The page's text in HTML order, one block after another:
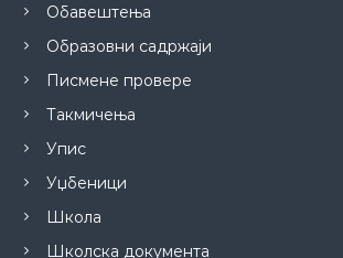
Обавештења
Образовни садржаји
Писмене провере
Такмичења
Упис
Уџбеници
Школа
Школска документа